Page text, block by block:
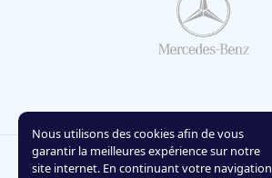
Nous utilisons des cookies afin de vous
garantir la meilleures expérience sur notre
site internet. En continuant votre navigation